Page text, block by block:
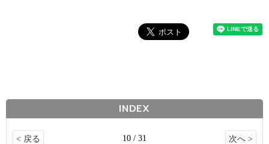
INDEX
< 戻る 10 / 31 次へ >